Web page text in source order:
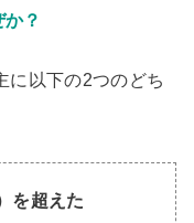
？
に以下の2つのどち
を超えた